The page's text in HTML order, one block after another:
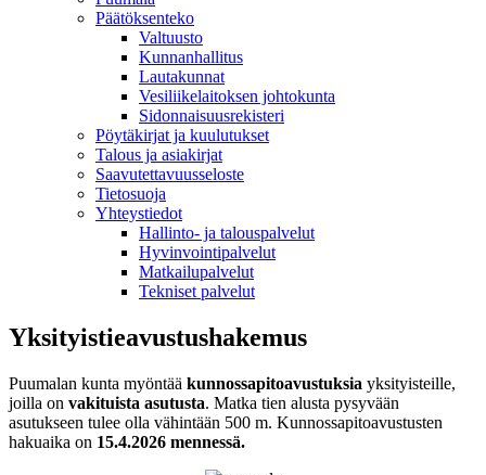
Päätöksenteko
Valtuusto
Kunnanhallitus
Lautakunnat
Vesiliikelaitoksen johtokunta
Sidonnaisuusrekisteri
Pöytäkirjat ja kuulutukset
Talous ja asiakirjat
Saavutettavuusseloste
Tietosuoja
Yhteystiedot
Hallinto- ja talouspalvelut
Hyvinvointipalvelut
Matkailupalvelut
Tekniset palvelut
Yksityistieavustushakemus
Puumalan kunta myöntää kunnossapitoavustuksia yksityisteille,
joilla on vakituista asutusta. Matka tien alusta pysyvään
asutukseen tulee olla vähintään 500 m. Kunnossapitoavustusten
hakuaika on 15.4.2026 mennessä.